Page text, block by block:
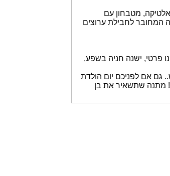
מטבחון עם
המחובר לחבילת ערוצים
פרטי, ישנה חניה בשפע,
גם אם לפניכם יום הולדת
מתנה שתשאיר את בן